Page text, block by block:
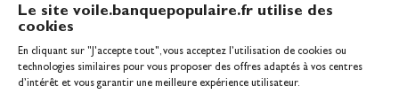
Le site voile.banquepopulaire.fr utilise des
cookies
En cliquant sur "J'accepte tout", vous acceptez l’utilisation de cookies ou
technologies similaires pour vous proposer des offres adaptés à vos centres
d’intérêt et vous garantir une meilleure expérience utilisateur.
Inscription serveur média
Contact